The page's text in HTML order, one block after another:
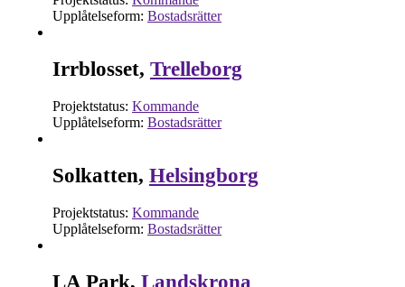
Upplåtelseform: Bostadsrätter
Irrblosset, Trelleborg
Projektstatus: Kommande
Upplåtelseform: Bostadsrätter
Solkatten, Helsingborg
Projektstatus: Kommande
Upplåtelseform: Bostadsrätter
LA Park, Landskrona